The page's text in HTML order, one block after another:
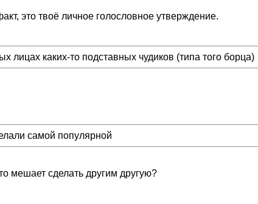
это твоё личное голословное утверждение.
лицах каких-то подставных чудиков (типа того борца)
самой популярной
мешает сделать другим другую?